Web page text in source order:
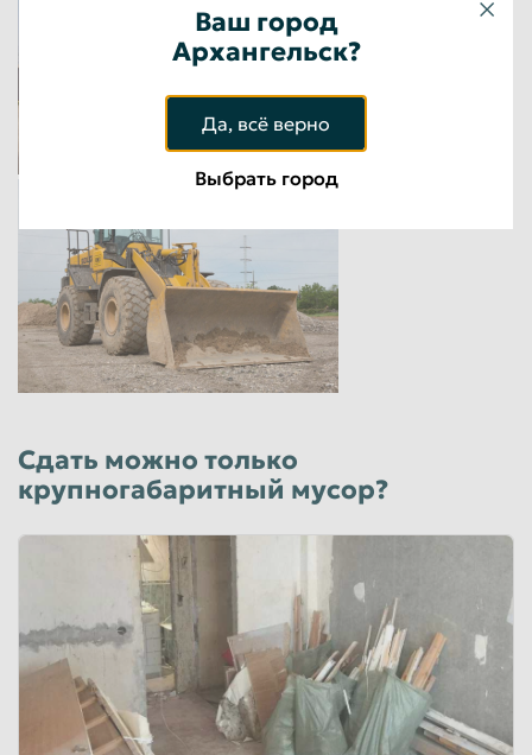
Сдать можно только
крупногабаритный мусор?
Ваш город
Архангельск?
Да, всё верно
Выбрать город